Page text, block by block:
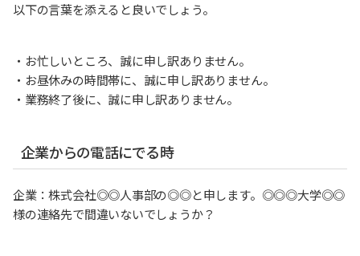
以下の言葉を添えると良いでしょう。
・お忙しいところ、誠に申し訳ありません。
・お昼休みの時間帯に、誠に申し訳ありません。
・業務終了後に、誠に申し訳ありません。
企業からの電話にでる時
企業：株式会社◎◎人事部の◎◎と申します。◎◎◎大学◎◎
様の連絡先で間違いないでしょうか？